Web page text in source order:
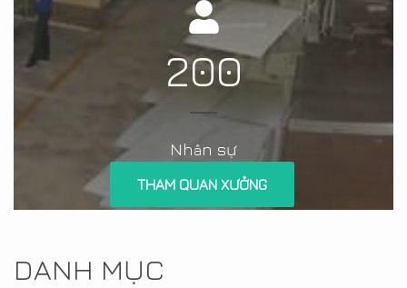
200
Nhân sự
THAM QUAN XƯỞNG
DANH MỤC